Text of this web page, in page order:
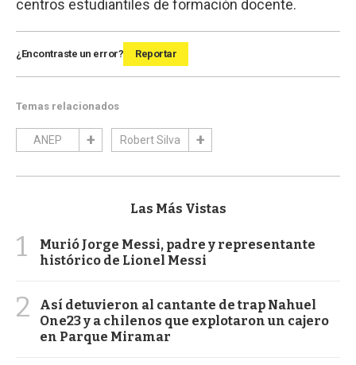
centros estudiantiles de formación docente.
¿Encontraste un error? Reportar
Temas relacionados
ANEP Robert Silva
Las Más Vistas
1
Murió Jorge Messi, padre y representante
histórico de Lionel Messi
2
Así detuvieron al cantante de trap Nahuel
One23 y a chilenos que explotaron un cajero
en Parque Miramar